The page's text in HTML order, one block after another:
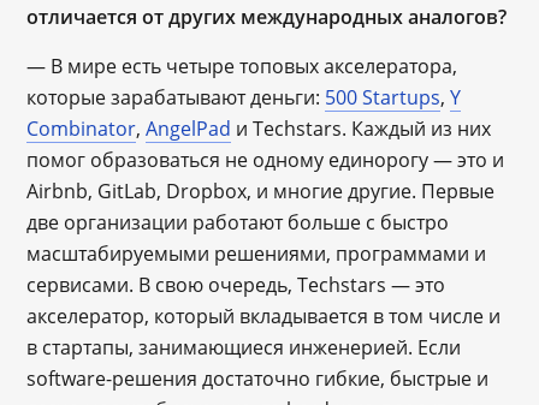
отличается от других международных аналогов?
— В мире есть четыре топовых акселератора,
которые зарабатывают деньги: 500 Startups,Y
Combinator,AngelPad и Techstars. Каждый из них
помог образоваться не одному единорогу ― это и
Airbnb, GitLab, Dropbox, и многие другие. Первые
две организации работают больше с быстро
масштабируемыми решениями, программами и
сервисами. В свою очередь, Techstars — это
акселератор, который вкладывается в том числе и
в стартапы, занимающиеся инженерией. Если
software-решения достаточно гибкие, быстрые и